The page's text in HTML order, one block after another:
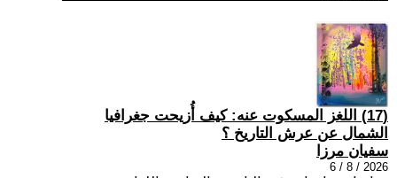
(17) اللغز المسكوت عنه: كيف أُزيحت جغرافيا
الشمال عن عرش التاريخ ؟
سفيان مرزا
2026 / 8 / 6